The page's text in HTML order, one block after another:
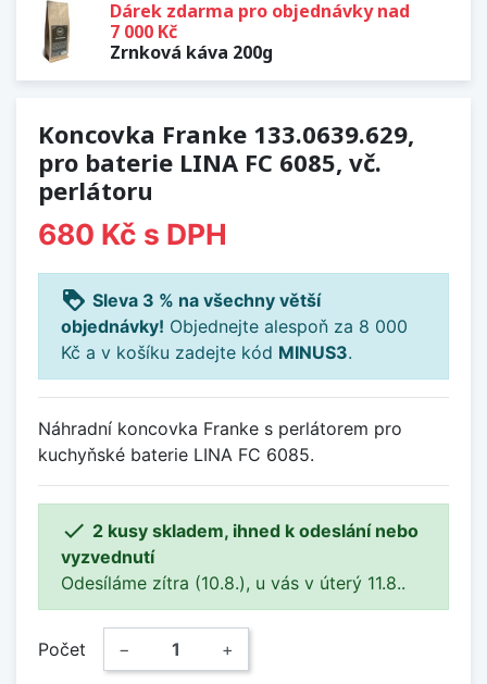
Dárek zdarma pro objednávky nad
7 000 Kč
Zrnková káva 200g
Koncovka Franke 133.0639.629,
pro baterie LINA FC 6085, vč.
perlátoru
680 Kč s DPH
loyalty Sleva 3 % na všechny větší
objednávky! Objednejte alespoň za 8 000
Kč a v košíku zadejte kód MINUS3.
Náhradní koncovka Franke s perlátorem pro
kuchyňské baterie LINA FC 6085.
 2 kusy skladem, ihned k odeslání nebo
vyzvednutí
Odesíláme zítra (10.8.), u vás v úterý 11.8..
Počet − +